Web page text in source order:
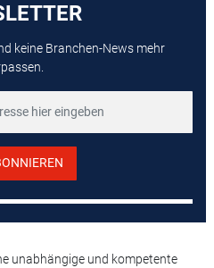
keine Branchen-News mehr
unabhängige und kompetente